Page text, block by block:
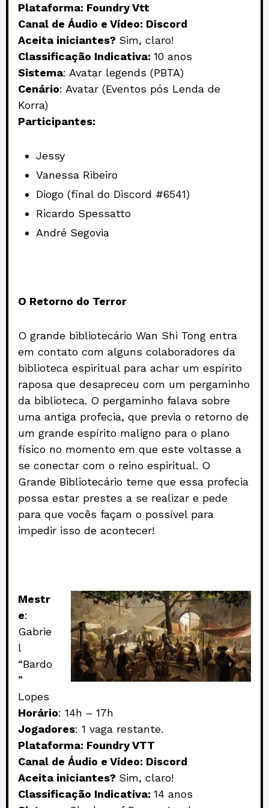
Plataforma: Foundry Vtt
Canal de Áudio e Vídeo: Discord
Aceita iniciantes? Sim, claro!
Classificação Indicativa: 10 anos
Sistema: Avatar legends (PBTA)
Cenário: Avatar (Eventos pós Lenda de
Korra)
Participantes:
Jessy
Vanessa Ribeiro
Diogo (final do Discord #6541)
Ricardo Spessatto
André Segovia
O Retorno do Terror
O grande bibliotecário Wan Shi Tong entra
em contato com alguns colaboradores da
biblioteca espiritual para achar um espírito
raposa que desapreceu com um pergaminho
da biblioteca. O pergaminho falava sobre
uma antiga profecia, que previa o retorno de
um grande espírito maligno para o plano
físico no momento em que este voltasse a
se conectar com o reino espiritual. O
Grande Bibliotecário teme que essa profecia
possa estar prestes a se realizar e pede
para que vocês façam o possível para
impedir isso de acontecer!
Mestr
e:
Gabrie
l
“Bardo
”
Lopes
Horário: 14h – 17h
Jogadores: 1 vaga restante.
Plataforma: Foundry VTT
Canal de Áudio e Vídeo: Discord
Aceita iniciantes? Sim, claro!
Classificação Indicativa: 14 anos